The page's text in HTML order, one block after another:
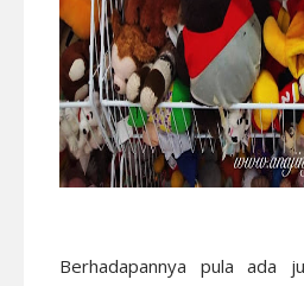
Berhadapannya pula ada